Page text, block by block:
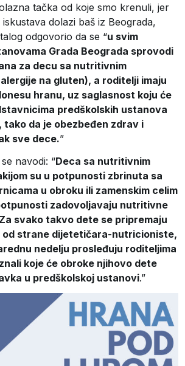
tačka od koje smo krenuli, jer
dolazi baš iz Beograda,
odgovorio da se “u svim
Grada Beograda sprovodi
za decu sa nutritivnim
na gluten), a roditelji imaju
hranu, uz saglasnost koju će
predškolskih ustanova
tako da je obezbeđen zdrav i
sve dece.”
navodi: “Deca sa nutritivnim
su u potpunosti zbrinuta sa
u obroku ili zamenskim celim
zadovoljavaju nutritivne
svako takvo dete se pripremaju
od strane dijetetičara-nutricioniste,
nedelju prosleđuju roditeljima
koje će obroke njihovo dete
u predškolskoj ustanovi.”